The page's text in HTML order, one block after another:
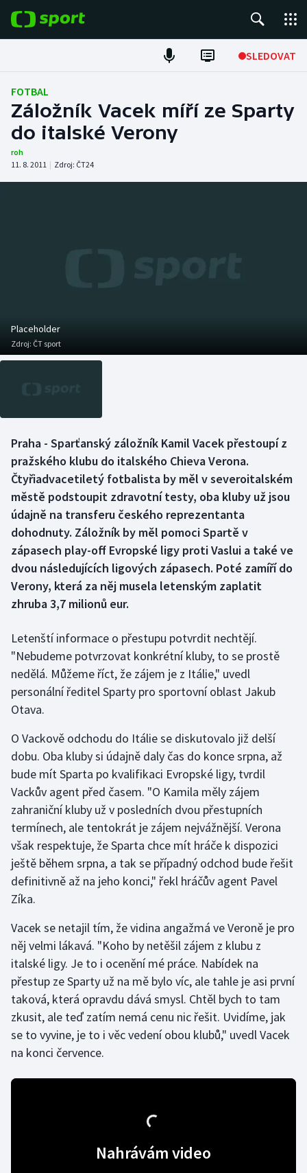
SLEDOVAT
Fotbal
Hokej
Atletika
Basketbal
Boby a skeleton
Box
Curling
Dostihy
Florbal
Futsal
Gymnastika
Házená
Jezdectví
Judo
Krasobruslení
Lezení
Lyže a snowboard
Moderní pětiboj
Olympijské hry
Parasport
Plavání
Plážový volejbal
Ragby
Historické návraty
AZ kvíz
FOTBAL
Záložník Vacek míří ze Sparty
do italské Verony
roh
11. 8. 2011 | Zdroj: ČT24
Placeholder
Zdroj: ČT sport
Praha - Sparťanský záložník Kamil Vacek přestoupí z
pražského klubu do italského Chieva Verona.
Čtyřiadvacetiletý fotbalista by měl v severoitalském
městě podstoupit zdravotní testy, oba kluby už jsou
údajně na transferu českého reprezentanta
dohodnuty. Záložník by měl pomoci Spartě v
zápasech play-off Evropské ligy proti Vaslui a také ve
dvou následujících ligových zápasech. Poté zamíří do
Verony, která za něj musela letenským zaplatit
zhruba 3,7 milionů eur.
Letenští informace o přestupu potvrdit nechtějí.
"Nebudeme potvrzovat konkrétní kluby, to se prostě
nedělá. Můžeme říct, že zájem je z Itálie," uvedl
personální ředitel Sparty pro sportovní oblast Jakub
Otava.
O Vackově odchodu do Itálie se diskutovalo již delší
dobu. Oba kluby si údajně daly čas do konce srpna, až
bude mít Sparta po kvalifikaci Evropské ligy, tvrdil
Vackův agent před časem. "O Kamila měly zájem
zahraniční kluby už v posledních dvou přestupních
termínech, ale tentokrát je zájem nejvážnější. Verona
však respektuje, že Sparta chce mít hráče k dispozici
ještě během srpna, a tak se případný odchod bude řešit
definitivně až na jeho konci," řekl hráčův agent Pavel
Zíka.
Vacek se netajil tím, že vidina angažmá ve Veroně je pro
něj velmi lákavá. "Koho by netěšil zájem z klubu z
italské ligy. Je to i ocenění mé práce. Nabídek na
přestup ze Sparty už na mě bylo víc, ale tahle je asi první
taková, která opravdu dává smysl. Chtěl bych to tam
zkusit, ale teď zatím nemá cenu nic řešit. Uvidíme, jak
se to vyvine, je to i věc vedení obou klubů," uvedl Vacek
na konci července.
Nahrávám video